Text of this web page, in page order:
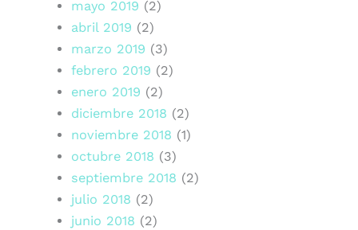
mayo 2019 (2)
abril 2019 (2)
marzo 2019 (3)
febrero 2019 (2)
enero 2019 (2)
diciembre 2018 (2)
noviembre 2018 (1)
octubre 2018 (3)
septiembre 2018 (2)
julio 2018 (2)
junio 2018 (2)